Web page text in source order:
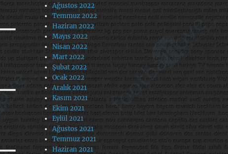
Ağustos 2022
Temmuz 2022
Haziran 2022
Mayıs 2022
Nisan 2022
Mart 2022
Şubat 2022
Ocak 2022
Aralık 2021
Kasım 2021
Ekim 2021
Eylül 2021
Ağustos 2021
Temmuz 2021
Haziran 2021